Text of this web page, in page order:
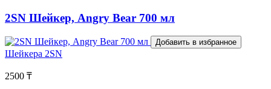
2SN Шейкер, Angry Bear 700 мл
Добавить в избранное
Шейкера 2SN
2500 ₸